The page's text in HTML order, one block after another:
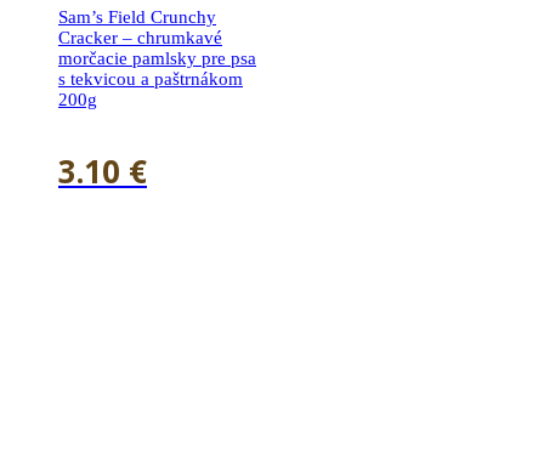
Sam’s Field Crunchy
Cracker – chrumkavé
morčacie pamlsky pre psa
s tekvicou a paštrnákom
200g
3.10 €